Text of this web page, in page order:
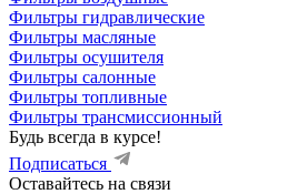
Фильтры гидравлические
Фильтры масляные
Фильтры осушителя
Фильтры салонные
Фильтры топливные
Фильтры трансмиссионный
Будь всегда в курсе!
Подписаться
Оставайтесь на связи